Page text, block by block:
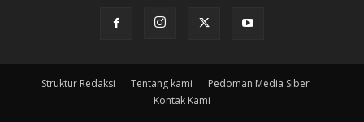
Struktur Redaksi Tentang kami
Pedoman Media Siber
Kontak Kami